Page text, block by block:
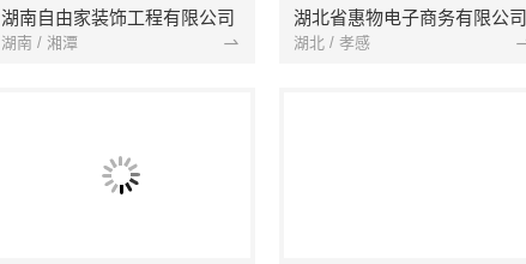
湖南自由家装饰工程有限公司
湖南 / 湘潭
湖北省惠物电子商务有限公司
湖北 / 孝感